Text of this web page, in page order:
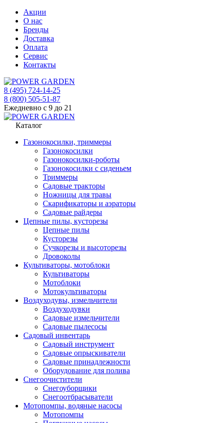
Акции
О нас
Бренды
Доставка
Оплата
Сервис
Контакты
8 (495) 724-14-25
8 (800) 505-51-87
Ежедневно с 9 до 21
Каталог
Газонокосилки, триммеры
Газонокосилки
Газонокосилки-роботы
Газонокосилки с сиденьем
Триммеры
Садовые тракторы
Ножницы для травы
Скарификаторы и аэраторы
Садовые райдеры
Цепные пилы, кусторезы
Цепные пилы
Кусторезы
Сучкорезы и высоторезы
Дровоколы
Культиваторы, мотоблоки
Культиваторы
Мотоблоки
Мотокультиваторы
Воздуходувы, измельчители
Воздуходувки
Садовые измельчители
Садовые пылесосы
Садовый инвентарь
Садовый инструмент
Садовые опрыскиватели
Садовые принадлежности
Оборудование для полива
Снегоочистители
Снегоуборщики
Снегоотбрасыватели
Мотопомпы, водяные насосы
Мотопомпы